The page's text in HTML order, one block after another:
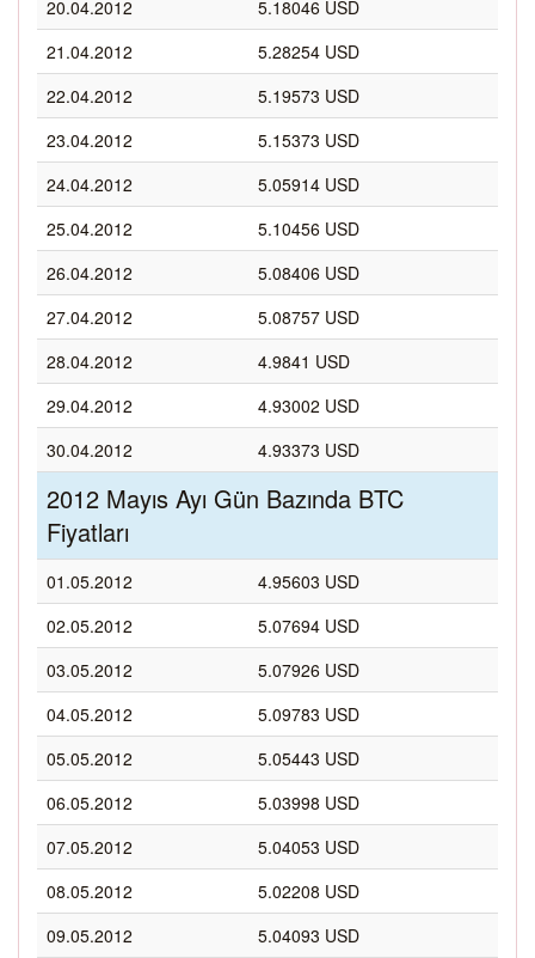
20.04.2012
5.18046 USD
21.04.2012
5.28254 USD
22.04.2012
5.19573 USD
23.04.2012
5.15373 USD
24.04.2012
5.05914 USD
25.04.2012
5.10456 USD
26.04.2012
5.08406 USD
27.04.2012
5.08757 USD
28.04.2012
4.9841 USD
29.04.2012
4.93002 USD
30.04.2012
4.93373 USD
2012 Mayıs Ayı Gün Bazında BTC
Fiyatları
01.05.2012
4.95603 USD
02.05.2012
5.07694 USD
03.05.2012
5.07926 USD
04.05.2012
5.09783 USD
05.05.2012
5.05443 USD
06.05.2012
5.03998 USD
07.05.2012
5.04053 USD
08.05.2012
5.02208 USD
09.05.2012
5.04093 USD